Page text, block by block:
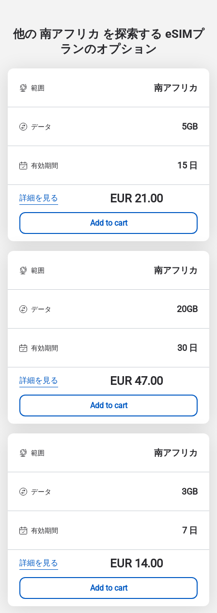
他の 南アフリカ を探索する eSIMプ
ランのオプション
範囲 南アフリカ
データ 5GB
有効期間 15 日
詳細を見る EUR21.00
Add to cart
範囲 南アフリカ
データ 20GB
有効期間 30 日
詳細を見る EUR47.00
Add to cart
範囲 南アフリカ
データ 3GB
有効期間 7 日
詳細を見る EUR14.00
Add to cart